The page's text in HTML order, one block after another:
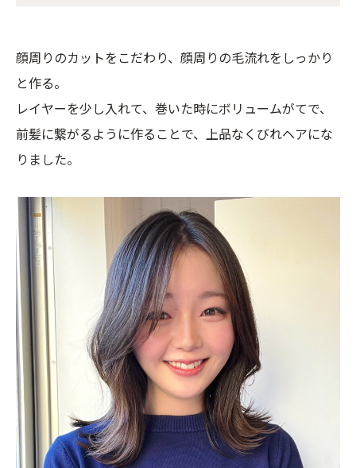
顔周りのカットをこだわり、顔周りの毛流れをしっかり
と作る。
レイヤーを少し入れて、巻いた時にボリュームがてで、
前髪に繋がるように作ることで、上品なくびれヘアにな
りました。